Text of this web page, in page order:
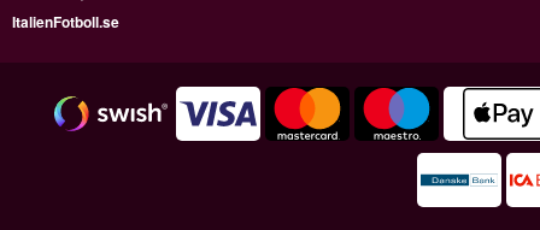
ItalienFotboll.se